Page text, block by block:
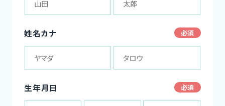
姓名カナ
生年月日